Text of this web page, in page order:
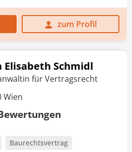
zum Profil
Elisabeth Schmidl
für Vertragsrecht
Wien
Baurechtsvertrag